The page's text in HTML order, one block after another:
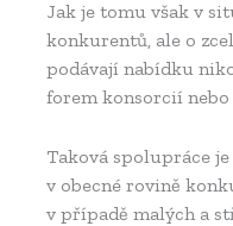
Jak je tomu však v
konkurentů, ale o
podávají nabídku
forem konsorcií nebo
Taková spolupráce
v obecné rovině
v případě malých a